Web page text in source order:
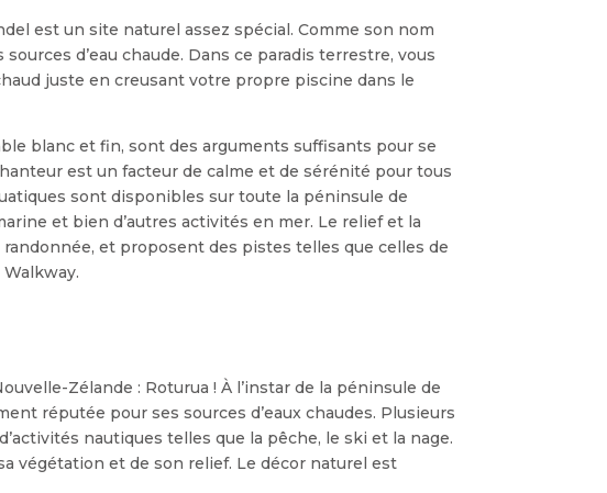
est un site naturel assez spécial. Comme son nom
d’eau chaude. Dans ce paradis terrestre, vous
juste en creusant votre propre piscine dans le
blanc et fin, sont des arguments suffisants pour se
est un facteur de calme et de sérénité pour tous
sont disponibles sur toute la péninsule de
et bien d’autres activités en mer. Le relief et la
et proposent des pistes telles que celles de
Zélande : Roturua ! À l’instar de la péninsule de
réputée pour ses sources d’eaux chaudes. Plusieurs
nautiques telles que la pêche, le ski et la nage.
végétation et de son relief. Le décor naturel est